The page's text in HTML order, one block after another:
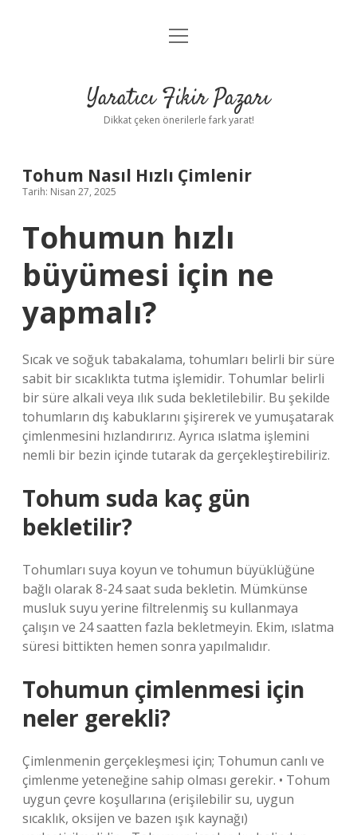
Anasayfa
Yasal Uyarı
menüyü
Yaratıcı Fikir Pazarı
Dikkat çeken önerilerle fark yarat!
Tohum Nasıl Hızlı Çimlenir
Tarih: Nisan 27, 2025
Tohumun hızlı
büyümesi için ne
yapmalı?
Sıcak ve soğuk tabakalama, tohumları belirli bir süre
sabit bir sıcaklıkta tutma işlemidir. Tohumlar belirli
bir süre alkali veya ılık suda bekletilebilir. Bu şekilde
tohumların dış kabuklarını şişirerek ve yumuşatarak
çimlenmesini hızlandırırız. Ayrıca ıslatma işlemini
nemli bir bezin içinde tutarak da gerçekleştirebiliriz.
Tohum suda kaç gün
bekletilir?
Tohumları suya koyun ve tohumun büyüklüğüne
bağlı olarak 8-24 saat suda bekletin. Mümkünse
musluk suyu yerine filtrelenmiş su kullanmaya
çalışın ve 24 saatten fazla bekletmeyin. Ekim, ıslatma
süresi bittikten hemen sonra yapılmalıdır.
Tohumun çimlenmesi için
neler gerekli?
Çimlenmenin gerçekleşmesi için; Tohumun canlı ve
çimlenme yeteneğine sahip olması gerekir. • Tohum
uygun çevre koşullarına (erişilebilir su, uygun
sıcaklık, oksijen ve bazen ışık kaynağı)